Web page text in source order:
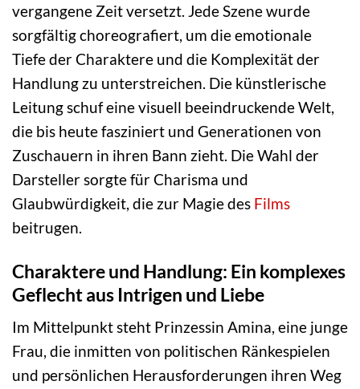
vergangene Zeit versetzt. Jede Szene wurde
sorgfältig choreografiert, um die emotionale
Tiefe der Charaktere und die Komplexität der
Handlung zu unterstreichen. Die künstlerische
Leitung schuf eine visuell beeindruckende Welt,
die bis heute fasziniert und Generationen von
Zuschauern in ihren Bann zieht. Die Wahl der
Darsteller sorgte für Charisma und
Glaubwürdigkeit, die zur Magie des Films
beitrugen.
Charaktere und Handlung: Ein komplexes
Geflecht aus Intrigen und Liebe
Im Mittelpunkt steht Prinzessin Amina, eine junge
Frau, die inmitten von politischen Ränkespielen
und persönlichen Herausforderungen ihren Weg